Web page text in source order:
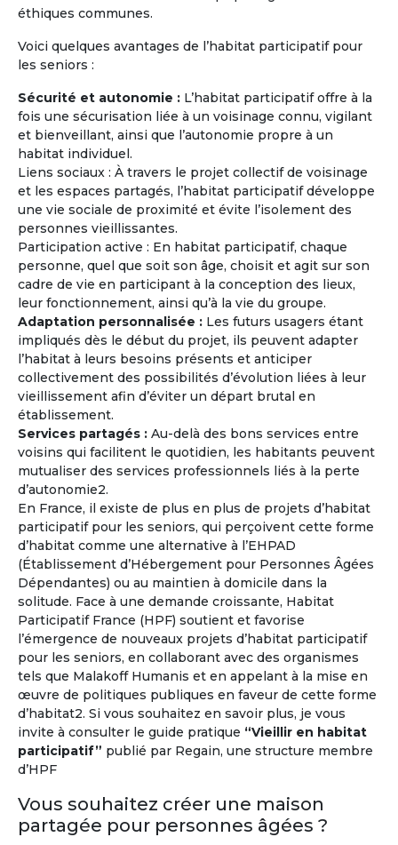
éthiques communes.
Voici quelques avantages de l’habitat participatif pour
les seniors :
Sécurité et autonomie : L’habitat participatif offre à la
fois une sécurisation liée à un voisinage connu, vigilant
et bienveillant, ainsi que l’autonomie propre à un
habitat individuel.
Liens sociaux : À travers le projet collectif de voisinage
et les espaces partagés, l’habitat participatif développe
une vie sociale de proximité et évite l’isolement des
personnes vieillissantes.
Participation active : En habitat participatif, chaque
personne, quel que soit son âge, choisit et agit sur son
cadre de vie en participant à la conception des lieux,
leur fonctionnement, ainsi qu’à la vie du groupe.
Adaptation personnalisée : Les futurs usagers étant
impliqués dès le début du projet, ils peuvent adapter
l’habitat à leurs besoins présents et anticiper
collectivement des possibilités d’évolution liées à leur
vieillissement afin d’éviter un départ brutal en
établissement.
Services partagés : Au-delà des bons services entre
voisins qui facilitent le quotidien, les habitants peuvent
mutualiser des services professionnels liés à la perte
d’autonomie2.
En France, il existe de plus en plus de projets d’habitat
participatif pour les seniors, qui perçoivent cette forme
d’habitat comme une alternative à l’EHPAD
(Établissement d’Hébergement pour Personnes Âgées
Dépendantes) ou au maintien à domicile dans la
solitude. Face à une demande croissante, Habitat
Participatif France (HPF) soutient et favorise
l’émergence de nouveaux projets d’habitat participatif
pour les seniors, en collaborant avec des organismes
tels que Malakoff Humanis et en appelant à la mise en
œuvre de politiques publiques en faveur de cette forme
d’habitat2. Si vous souhaitez en savoir plus, je vous
invite à consulter le guide pratique “Vieillir en habitat
participatif” publié par Regain, une structure membre
d’HPF
Vous souhaitez créer une maison
partagée pour personnes âgées ?
Journées Portes Ouvertes et
Rencontres
Rencontrez des retraités ou des personnes
âgées de plus de 60 ans ayant le même
projet (exemple : partir vivre en Grèce à la
retraite à l'année ou pendant quelques mois)
et les mêmes attentes que les vôtres (type
d'habitat, budget mensuel, tendance
écologique, co-acheter ou co-louer, etc...).
En savoir
sur
la Maison Partagée
Vivez l'expérience à l'étranger !
Environ un million de retraités français vivent déjà à
l'étrangeret un senior sur trois souhaite prendre sa
retraite hors de la France.
À l'année ou pour quelques mois...